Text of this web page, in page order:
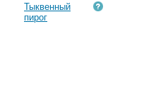
Тыквенный
пирог